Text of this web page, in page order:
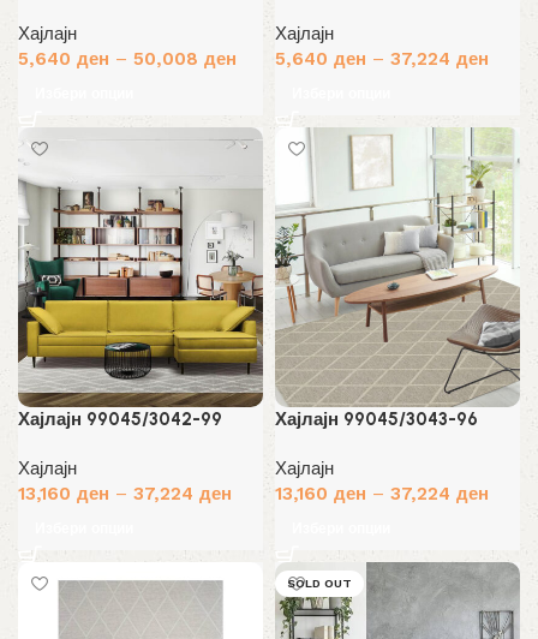
Хајлајн
5,640 ден – 50,008 ден
Хајлајн
5,640 ден – 37,224 ден
Хајлајн 99045/3042-99
Хајлајн
13,160 ден – 37,224 ден
Хајлајн 99045/3043-96
Хајлајн
13,160 ден – 37,224 ден
SOLD OUT